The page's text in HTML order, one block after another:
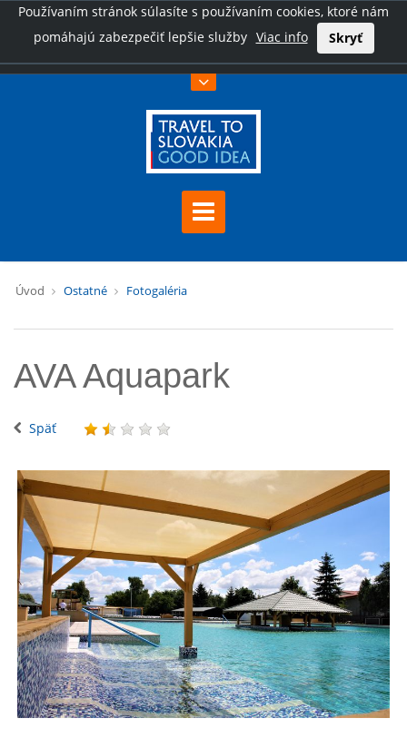
Používaním stránok súlasíte s používaním cookies, ktoré nám
pomáhajú zabezpečiť lepšie služby Viac info Skryť
Úvod Ostatné Fotogaléria
AVA Aquapark
Späť